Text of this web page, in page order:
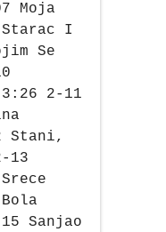
Moja
Starac I
Se
2-11
Stani,
13
Sanjao